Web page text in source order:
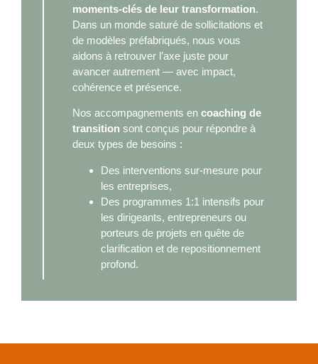
moments-clés de leur transformation.
Dans un monde saturé de sollicitations et
de modèles préfabriqués, nous vous
aidons à retrouver l’axe juste pour
avancer autrement — avec impact,
cohérence et présence.
Nos accompagnements en coaching de
transition sont conçus pour répondre à
deux types de besoins :
Des interventions sur-mesure pour
les entreprises,
Des programmes 1:1 intensifs pour
les dirigeants, entrepreneurs ou
porteurs de projets en quête de
clarification et de repositionnement
profond.